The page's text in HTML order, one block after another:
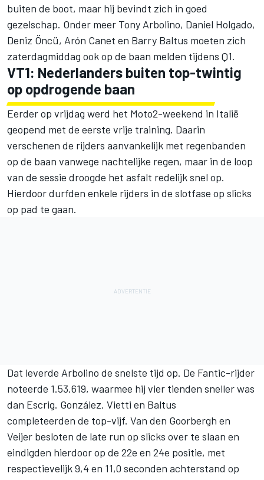
buiten de boot, maar hij bevindt zich in goed
gezelschap. Onder meer Tony Arbolino, Daniel Holgado,
Deniz Öncü, Arón Canet en Barry Baltus moeten zich
zaterdagmiddag ook op de baan melden tijdens Q1.
VT1: Nederlanders buiten top-twintig
op opdrogende baan
Eerder op vrijdag werd het Moto2-weekend in Italië
geopend met de eerste vrije training. Daarin
verschenen de rijders aanvankelijk met regenbanden
op de baan vanwege nachtelijke regen, maar in de loop
van de sessie droogde het asfalt redelijk snel op.
Hierdoor durfden enkele rijders in de slotfase op slicks
op pad te gaan.
Dat leverde Arbolino de snelste tijd op. De Fantic-rijder
noteerde 1.53.619, waarmee hij vier tienden sneller was
dan Escrig. González, Vietti en Baltus
completeerden de top-vijf. Van den Goorbergh en
Veijer besloten de late run op slicks over te slaan en
eindigden hierdoor op de 22e en 24e positie, met
respectievelijk 9,4 en 11,0 seconden achterstand op